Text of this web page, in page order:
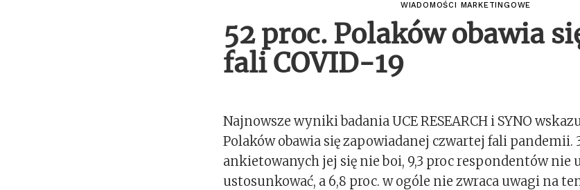
WIADOMOŚCI MARKETINGOWE
52 proc. Polaków obawia
fali COVID-19
Najnowsze wyniki badania UCE RESEARCH i SYNO
Polaków obawia się zapowiadanej czwartej fali pandemii.
ankietowanych jej się nie boi, 9,3 proc respondentów nie
ustosunkować, a 6,8 proc. w ogóle nie zwraca uwagi na